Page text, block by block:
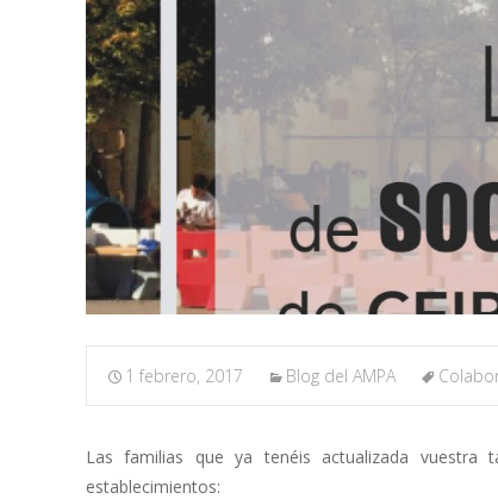
1 febrero, 2017 Blog del AMPA
Las familias que ya tenéis actualizada
establecimientos: